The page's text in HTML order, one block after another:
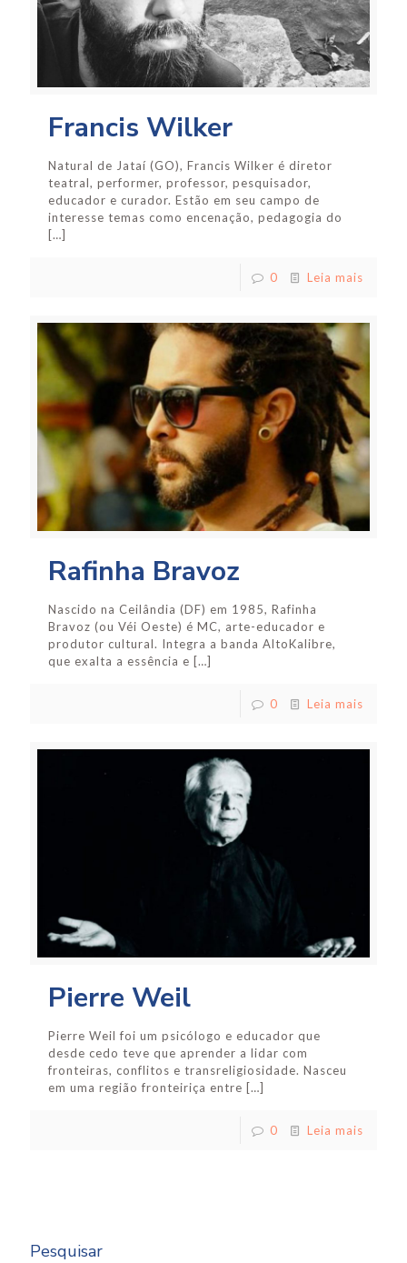
Francis Wilker
Natural de Jataí (GO), Francis Wilker é diretor
teatral, performer, professor, pesquisador,
educador e curador. Estão em seu campo de
interesse temas como encenação, pedagogia do
[…]
0 Leia mais
Rafinha Bravoz
Nascido na Ceilândia (DF) em 1985, Rafinha
Bravoz (ou Véi Oeste) é MC, arte-educador e
produtor cultural. Integra a banda AltoKalibre,
que exalta a essência e […]
0 Leia mais
Pierre Weil
Pierre Weil foi um psicólogo e educador que
desde cedo teve que aprender a lidar com
fronteiras, conflitos e transreligiosidade. Nasceu
em uma região fronteiriça entre […]
0 Leia mais
Pesquisar